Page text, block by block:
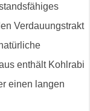
Verdauungstrakt
enthält Kohlrabi
einen langen